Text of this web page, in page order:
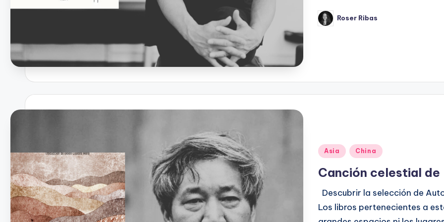
Publicado
por
Roser Ribas
Publicado
Asia China
Canción celestial de
Descubrir la selección de
Los libros pertenecientes a